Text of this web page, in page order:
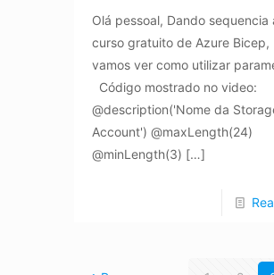
Olá pessoal, Dando sequencia
curso gratuito de Azure Bicep,
vamos ver como utilizar
Código mostrado no video:
@description('Nome da
Account') @maxLength(24)
@minLength(3) […]